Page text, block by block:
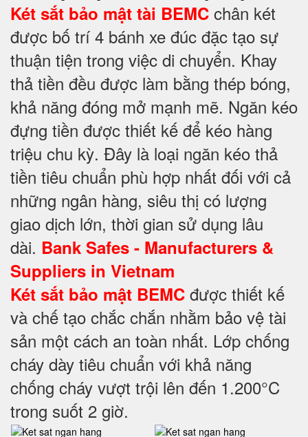
Két sắt bảo mật tài BEMC chân két
được bố trí 4 bánh xe đúc đặc tạo sự
thuận tiện trong việc di chuyển. Khay
thả tiền đều được làm bằng thép bóng,
khả năng đóng mở mạnh mẽ. Ngăn kéo
đựng tiền được thiết kế để kéo hàng
triệu chu kỳ. Đây là loại ngăn kéo thả
tiền tiêu chuẩn phù hợp nhất đối với cả
những ngân hàng, siêu thị có lượng
giao dịch lớn, thời gian sử dụng lâu
dài. Bank Safes - Manufacturers &
Suppliers in Vietnam
Két sắt bảo mật BEMC được thiết kế
và chế tạo chắc chắn nhằm bảo vệ tài
sản một cách an toàn nhất. Lớp chống
cháy dày tiêu chuẩn với khả năng
chống cháy vượt trội lên đến 1.200°C
trong suốt 2 giờ.